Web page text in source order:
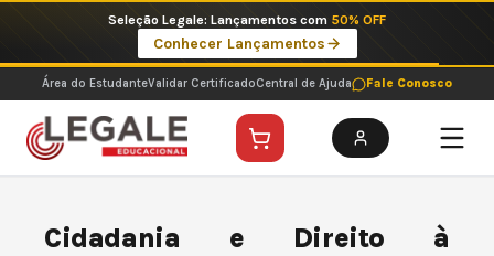
o
conteúdo
Imperdíveis no Pix: Pós Selecionadas a 199 reais no pix em parcela única
Ver ofertas
Área do EstudanteValidar CertificadoCentral de Ajuda Fale Conosco
Cidadania e Direito à